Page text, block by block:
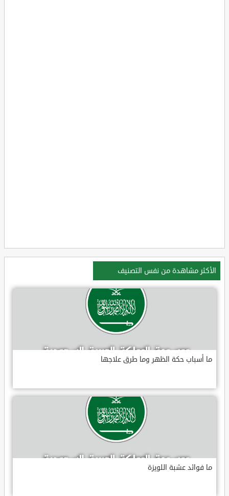
الأكثر مشاهدة من نفس التصنيف
ما أسباب حكة الظهر وما طرق علاجها
ما فوائد عشبة اللويزة